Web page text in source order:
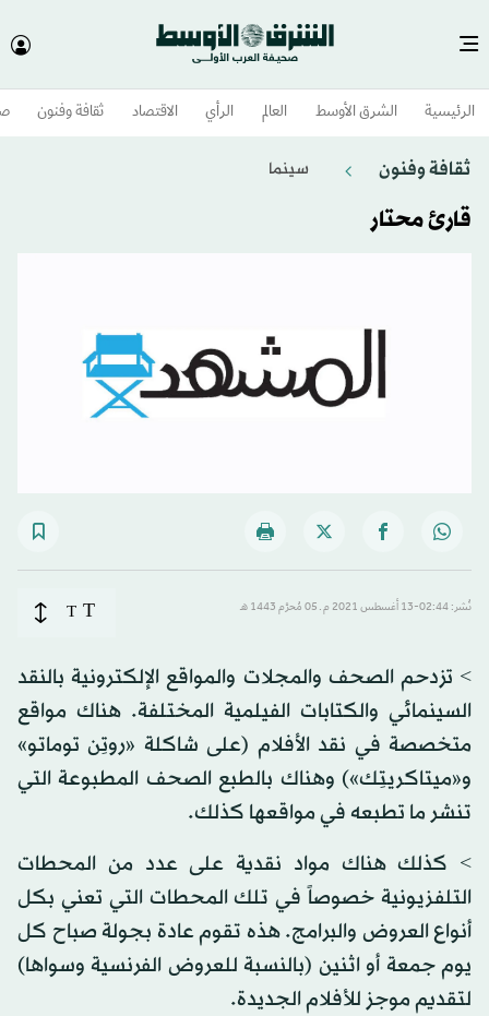
الرئيسية الشرق الأوسط​ العالم الرأي الاقتصاد ثقافة وفنون
ثقافة وفنون سينما
قارئ محتار
نُشر: 02:44-13 أغسطس 2021 م ـ 05 مُحرَّم 1443 هـ T
T
> تزدحم الصحف والمجلات والمواقع الإلكترونية بالنقد
السينمائي والكتابات الفيلمية المختلفة. هناك مواقع
متخصصة في نقد الأفلام (على شاكلة «روتِن توماتو»
و«ميتاكريتِك») وهناك بالطبع الصحف المطبوعة التي
تنشر ما تطبعه في مواقعها كذلك.
> كذلك هناك مواد نقدية على عدد من المحطات
التلفزيونية خصوصاً في تلك المحطات التي تعني بكل
أنواع العروض والبرامج. هذه تقوم عادة بجولة صباح كل
يوم جمعة أو اثنين (بالنسبة للعروض الفرنسية وسواها)
لتقديم موجز للأفلام الجديدة.